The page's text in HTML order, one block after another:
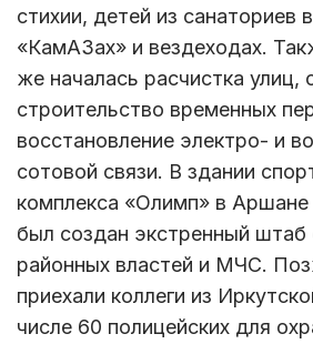
стихии, детей из санаториев
«КамАЗах» и вездеходах.
же началась расчистка улиц,
строительство временных
восстановление электро- и
сотовой связи. В здании
комплекса «Олимп» в Аршане
был создан экстренный штаб
районных властей и МЧС.
приехали коллеги из
числе 60 полицейских для